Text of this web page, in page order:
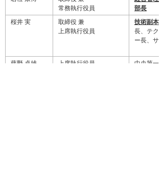
常務執行役員
部長
桜井 実
取締役 兼
上席執行役員
技術副本部
長、テク
ー長、サ
藤野 卓雄 上席執行役員
中央第一